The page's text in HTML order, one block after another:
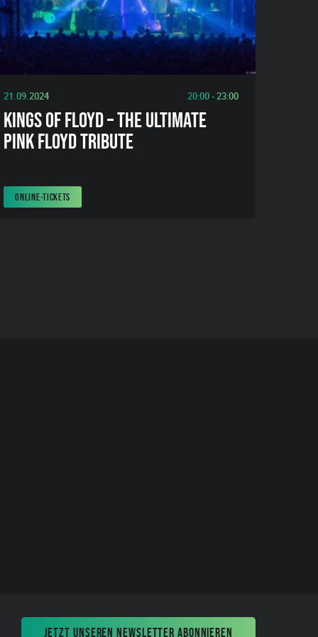
21.09.2024 20:00 - 23:00
KINGS OF FLOYD – THE ULTIMATE
PINK FLOYD TRIBUTE
ONLINE-TICKETS
JETZT UNSEREN NEWSLETTER ABONNIEREN